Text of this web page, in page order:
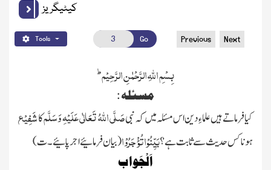
کیٹیگریز
Tools Go Previous Next
بِسْمِ اللہِ الرَّحْمٰنِ الرَّ حِیْمط
مسئلہ :
کیا فرماتے ہیں علماءِ دین اس مسئلہ میں کہ نبیصَلَّی اللہُ تَعَالٰی عَلَیْہِ وَسَلَّمکاشَفِیْع
ہونا کس حدیث سے ثابت ہے ؟بَيِّنُوْا تُؤْجَرُوْا( بیان فرمائیے اجرپائیے ۔ ت)
اَلْجَوا ب